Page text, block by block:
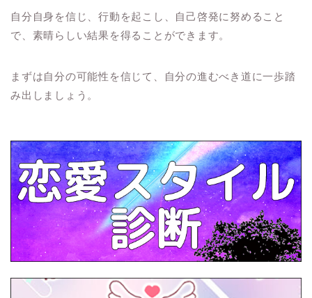
自分自身を信じ、行動を起こし、自己啓発に努めること
で、素晴らしい結果を得ることができます。
まずは自分の可能性を信じて、自分の進むべき道に一歩踏
み出しましょう。